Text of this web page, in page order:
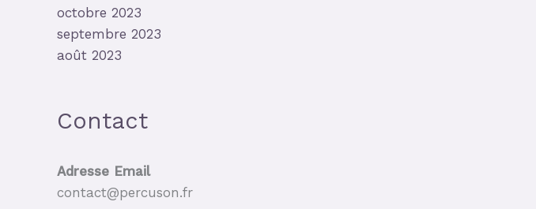
octobre 2023
septembre 2023
août 2023
Contact
Adresse Email
contact@percuson.fr